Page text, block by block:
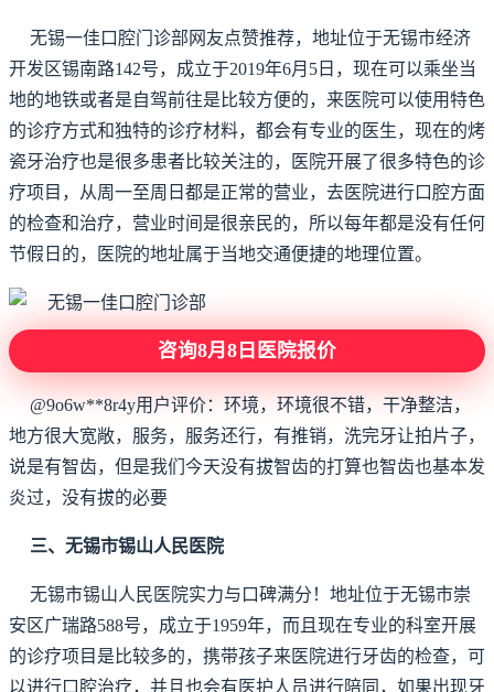
无锡一佳口腔门诊部网友点赞推荐，地址位于无锡市经济
开发区锡南路142号，成立于2019年6月5日，现在可以乘坐当
地的地铁或者是自驾前往是比较方便的，来医院可以使用特色
的诊疗方式和独特的诊疗材料，都会有专业的医生，现在的烤
瓷牙治疗也是很多患者比较关注的，医院开展了很多特色的诊
疗项目，从周一至周日都是正常的营业，去医院进行口腔方面
的检查和治疗，营业时间是很亲民的，所以每年都是没有任何
节假日的，医院的地址属于当地交通便捷的地理位置。
咨询8月8日医院报价
@9o6w**8r4y用户评价：环境，环境很不错，干净整洁，
地方很大宽敞，服务，服务还行，有推销，洗完牙让拍片子，
说是有智齿，但是我们今天没有拔智齿的打算也智齿也基本发
炎过，没有拔的必要
三、无锡市锡山人民医院
无锡市锡山人民医院实力与口碑满分！地址位于无锡市崇
安区广瑞路588号，成立于1959年，而且现在专业的科室开展
的诊疗项目是比较多的，携带孩子来医院进行牙齿的检查，可
以进行口腔治疗，并且也会有医护人员进行陪同，如果出现牙